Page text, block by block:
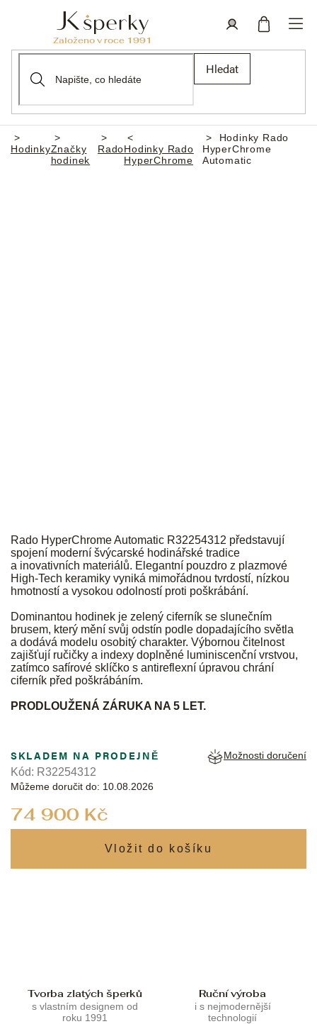
Hledat
Domů
HodinkyZnačky
hodinek
RadoHodinky Rado
HyperChrome
Hodinky Rado
HyperChrome
Automatic
Rado HyperChrome Automatic R32254312 představují
spojení moderní švýcarské hodinářské tradice
a inovativních materiálů. Elegantní pouzdro z plazmové
High-Tech keramiky vyniká mimořádnou tvrdostí, nízkou
hmotností a vysokou odolností proti poškrábání.
Dominantou hodinek je zelený ciferník se slunečním
brusem, který mění svůj odstín podle dopadajícího světla
a dodává modelu osobitý charakter. Výbornou čitelnost
zajišťují ručičky a indexy doplněné luminiscenční vrstvou,
zatímco safírové sklíčko s antireflexní úpravou chrání
ciferník před poškrábáním.
PRODLOUŽENÁ ZÁRUKA NA 5 LET.
74 900 Kč
SKLADEM NA PRODEJNĚ
Můžeme doručit do: 10.08.2026
Možnosti doručení
Kód: R32254312
Tvorba zlatých šperků
s vlastním designem od
roku 1991
Ruční výroba
i s nejmodernější
technologií